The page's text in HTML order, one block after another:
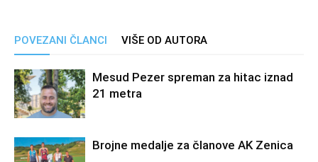
POVEZANI ČLANCI VIŠE OD AUTORA
Mesud Pezer spreman za hitac iznad
21 metra
Brojne medalje za članove AK Zenica